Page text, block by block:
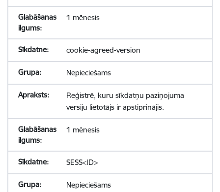
1 mēnesis
cookie-agreed-version
Nepieciešams
Reģistrē, kuru sīkdatņu paziņojuma
versiju lietotājs ir apstiprinājis.
1 mēnesis
SESS<ID>
Nepieciešams